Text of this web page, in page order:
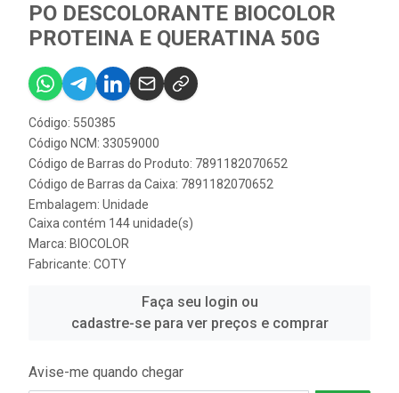
PO DESCOLORANTE BIOCOLOR
PROTEINA E QUERATINA 50G
Código: 550385
Código NCM: 33059000
Código de Barras do Produto: 7891182070652
Código de Barras da Caixa: 7891182070652
Embalagem: Unidade
Caixa contém 144 unidade(s)
Marca: BIOCOLOR
Fabricante: COTY
Faça seu login ou
cadastre-se para ver preços e comprar
Avise-me quando chegar